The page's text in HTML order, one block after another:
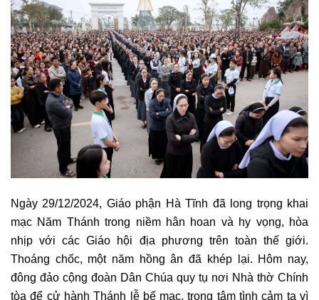
Ngày 29/12/2024, Giáo phận Hà Tĩnh đã long trọng khai
mạc Năm Thánh trong niềm hân hoan và hy vọng, hòa
nhịp với các Giáo hội địa phương trên toàn thế giới.
Thoáng chốc, một năm hồng ân đã khép lại. Hôm nay,
đông đảo cộng đoàn Dân Chúa quy tụ nơi Nhà thờ Chính
tòa để cử hành Thánh lễ bế mạc, trong tâm tình cảm tạ vì